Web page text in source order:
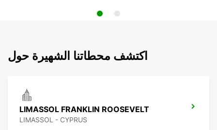
اكتشف محطاتنا الشهيرة حول
LIMASSOL FRANKLIN ROOSEVELT
LIMASSOL - CYPRUS